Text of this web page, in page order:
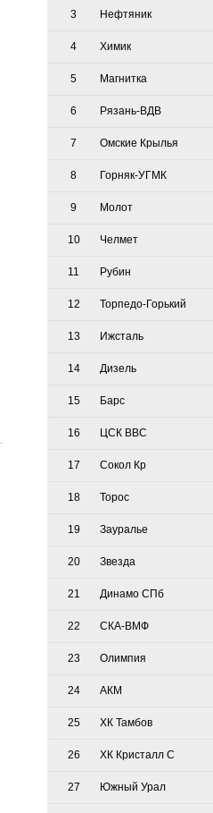
3 Нефтяник
4 Химик
5 Магнитка
6 Рязань-ВДВ
7 Омские Крылья
8 Горняк-УГМК
9 Молот
10 Челмет
11 Рубин
12 Торпедо-Горький
13 Ижсталь
14 Дизель
15 Барс
16 ЦСК ВВС
17 Сокол Кр
18 Торос
19 Зауралье
20 Звезда
21 Динамо СПб
22 СКА-ВМФ
23 Олимпия
24 АКМ
25 ХК Тамбов
26 ХК Кристалл С
27 Южный Урал